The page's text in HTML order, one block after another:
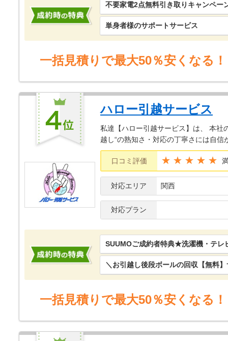
不要家電2点無料引き取りキャンペー
単身者様のサポートサービス
一括見積りで最大50％安くなる！
ハロー引越サービス
私達【ハロー引越サービス】は、 本社
越し“の熟知さ・対応の丁寧さには自信
口コミ評価 ★★★★★
対応エリア 関西
対応プラン
SUUMOご成約者特典★洗濯機・テレ
＼お引越し後段ボールの回収【無料
一括見積りで最大50％安くなる！